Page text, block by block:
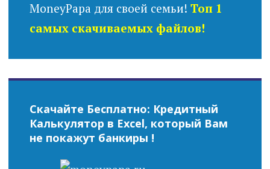
MoneyPapa для своей семьи! Топ 1
самых скачиваемых файлов!
Скачайте Бесплатно: Кредитный
Калькулятор в Excel, который Вам
не покажут банкиры !